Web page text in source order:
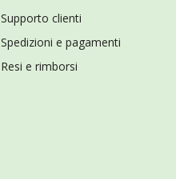
Supporto clienti
Spedizioni e pagamenti
Resi e rimborsi